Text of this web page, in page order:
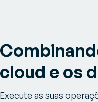
cloud e os
Execute as suas